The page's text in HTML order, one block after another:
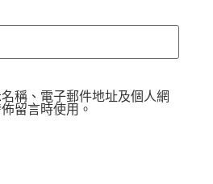
稱、電子郵件地址及個人網
留言時使用。